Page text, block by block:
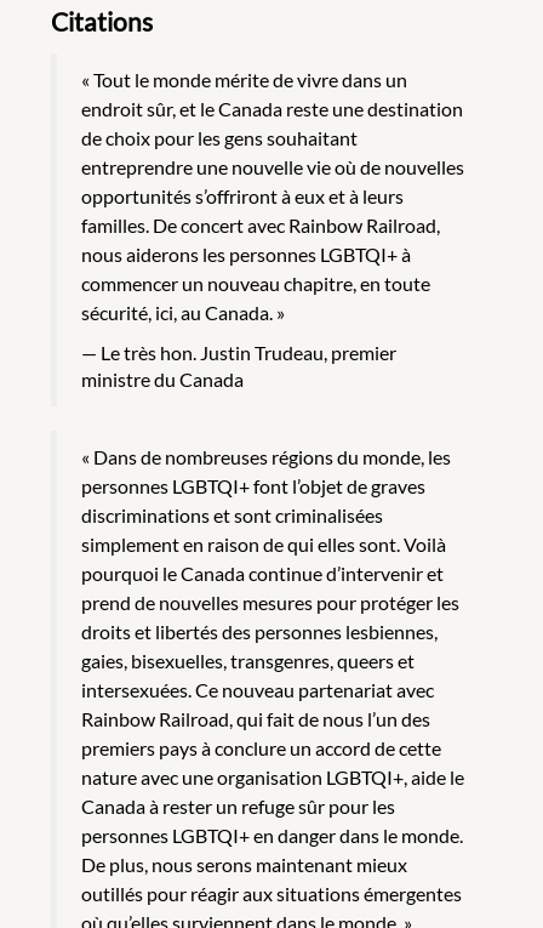
Citations
« Tout le monde mérite de vivre dans un
endroit sûr, et le Canada reste une destination
de choix pour les gens souhaitant
entreprendre une nouvelle vie où de nouvelles
opportunités s’offriront à eux et à leurs
familles. De concert avec Rainbow Railroad,
nous aiderons les personnes LGBTQI+ à
commencer un nouveau chapitre, en toute
sécurité, ici, au Canada. »
Le très hon. Justin Trudeau, premier
ministre du Canada
« Dans de nombreuses régions du monde, les
personnes LGBTQI+ font l’objet de graves
discriminations et sont criminalisées
simplement en raison de qui elles sont. Voilà
pourquoi le Canada continue d’intervenir et
prend de nouvelles mesures pour protéger les
droits et libertés des personnes lesbiennes,
gaies, bisexuelles, transgenres, queers et
intersexuées. Ce nouveau partenariat avec
Rainbow Railroad, qui fait de nous l’un des
premiers pays à conclure un accord de cette
nature avec une organisation LGBTQI+, aide le
Canada à rester un refuge sûr pour les
personnes LGBTQI+ en danger dans le monde.
De plus, nous serons maintenant mieux
outillés pour réagir aux situations émergentes
où qu’elles surviennent dans le monde. »